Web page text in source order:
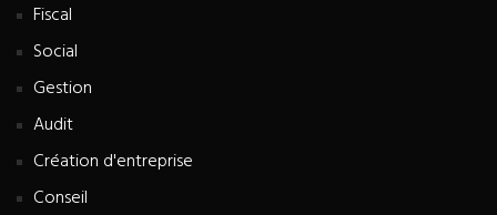
Fiscal
Social
Gestion
Audit
Création d'entreprise
Conseil